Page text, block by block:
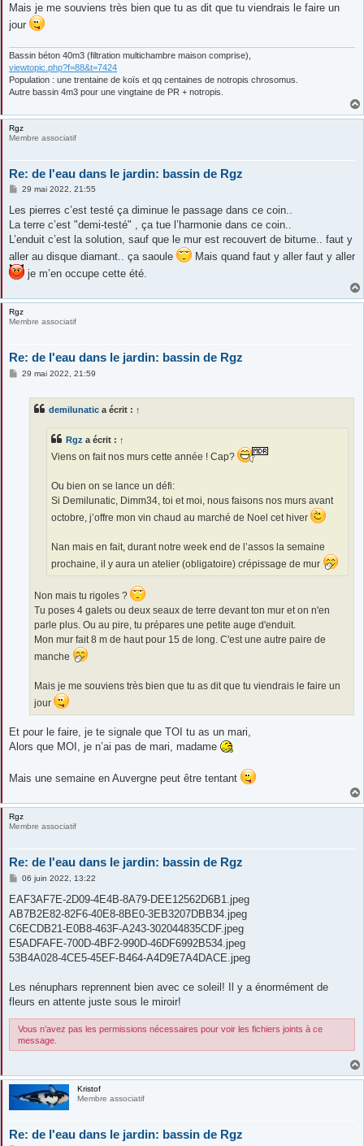
Mais je me souviens très bien que tu as dit que tu viendrais le faire un
jour
Bassin béton 40m3 (filtration multichambre maison comprise),
viewtopic.php?f=88&t=7424
Population : une trentaine de koïs et qq centaines de notropis chrosomus.
Autre bassin 4m3 pour une vingtaine de PR + notropis.
Rgz
Membre associatif
Re: de l'eau dans le jardin: bassin de Rgz
M
s
a
g
29 mai 2022, 21:55
Les pierres c’est testé ça diminue le passage dans ce coin..
La terre c’est "demi-testé" , ça tue l’harmonie dans ce coin..
L’enduit c’est la solution, sauf que le mur est recouvert de bitume.. faut y
aller au disque diamant.. ça saoule
Mais quand faut y aller faut y aller
je m’en occupe cette été.
Rgz
Membre associatif
Re: de l'eau dans le jardin: bassin de Rgz
M29 mai 2022, 21:59
demilunatic a écrit : ↑
Rgz a écrit : ↑
Viens on fait nos murs cette année ! Cap?
Ou bien on se lance un défi:
Si Demilunatic, Dimm34, toi et moi, nous faisons nos murs avant
octobre, j’offre mon vin chaud au marché de Noel cet hiver
Nan mais en fait, durant notre week end de l’assos la semaine
prochaine, il y aura un atelier (obligatoire) crépissage de mur
Non mais tu rigoles ?
Tu poses 4 galets ou deux seaux de terre devant ton mur et on n'en
parle plus. Ou au pire, tu prépares une petite auge d'enduit.
Mon mur fait 8 m de haut pour 15 de long. C'est une autre paire de
manche
Mais je me souviens très bien que tu as dit que tu viendrais le faire un
jour
Et pour le faire, je te signale que TOI tu as un mari,
Alors que MOI, je n’ai pas de mari, madame
Mais une semaine en Auvergne peut être tentant
Rgz
Membre associatif
Re: de l'eau dans le jardin: bassin de Rgz
M
s
a
g
06 juin 2022, 13:22
EAF3AF7E-2D09-4E4B-8A79-DEE12562D6B1.jpeg
AB7B2E82-82F6-40E8-8BE0-3EB3207DBB34.jpeg
C6ECDB21-E0B8-463F-A243-302044835CDF.jpeg
E5ADFAFE-700D-4BF2-990D-46DF6992B534.jpeg
53B4A028-4CE5-45EF-B464-A4D9E7A4DACE.jpeg
Les nénuphars reprennent bien avec ce soleil! Il y a énormément de
fleurs en attente juste sous le miroir!
Vous n’avez pas les permissions nécessaires pour voir les fichiers joints à ce
message.
Kristof
Membre associatif
Re: de l'eau dans le jardin: bassin de Rgz